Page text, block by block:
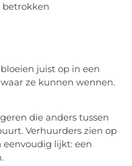
betrokken
juist op in een
ze kunnen wennen.
die anders tussen
Verhuurders zien op
lijkt: een